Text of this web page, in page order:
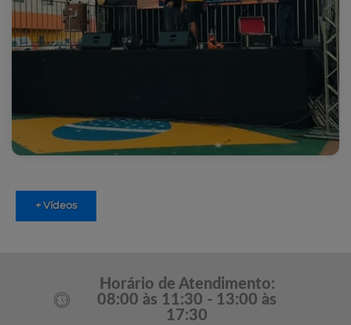
+ Vídeos
Horário de Atendimento:
08:00 às 11:30 - 13:00 às
17:30